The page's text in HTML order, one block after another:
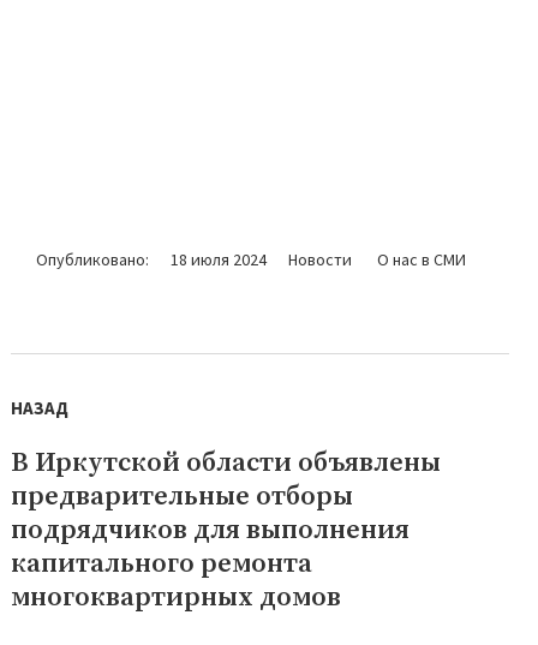
Опубликовано: 18 июля 2024 Новости О нас в СМИ
по
записям
НАЗАД
Предыдущая
запись:
В Иркутской области объявлены
предварительные отборы
подрядчиков для выполнения
капитального ремонта
многоквартирных домов